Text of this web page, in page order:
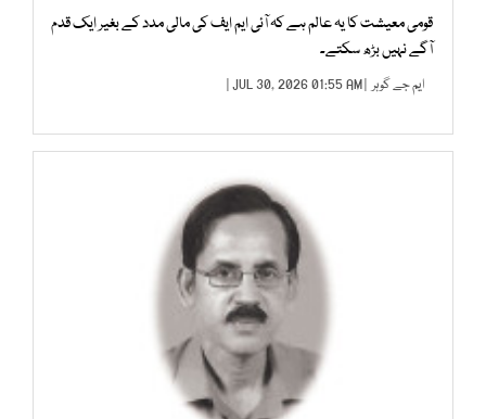
قومی معیشت کا یہ عالم ہے کہ آئی ایم ایف کی مالی مدد کے بغیر ایک قدم
آگے نہیں بڑھ سکتے۔
ایم جے گوہر | JUL 30, 2026 01:55 AM |